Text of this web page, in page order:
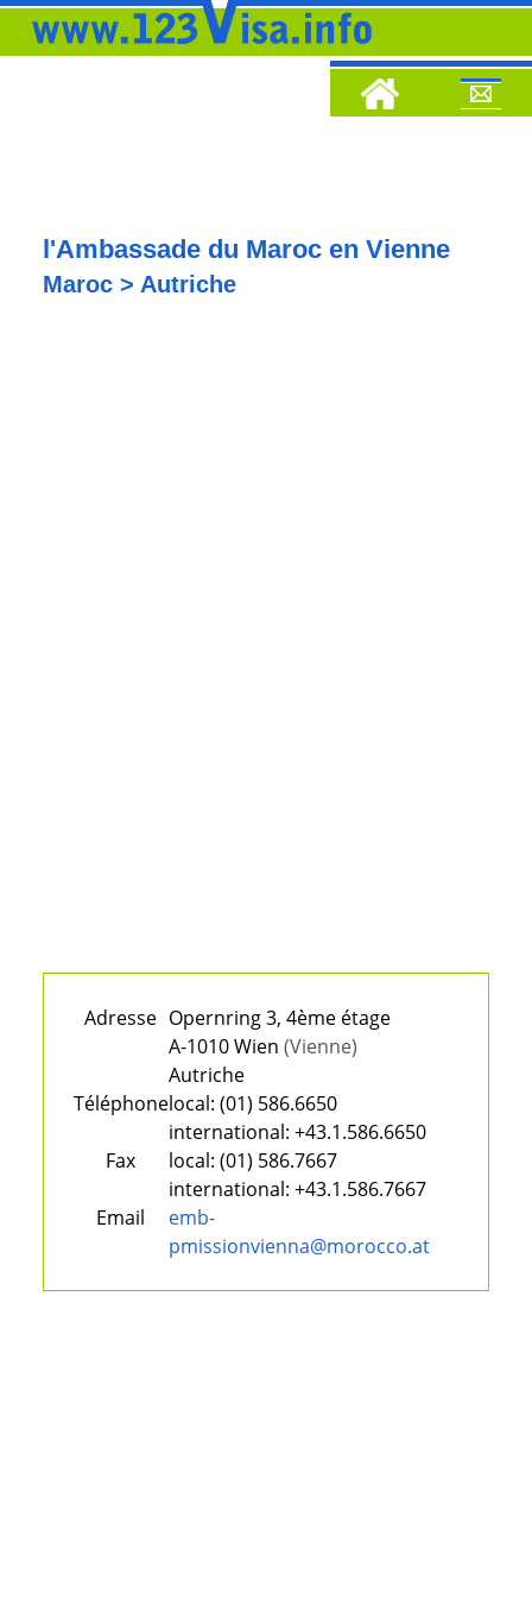
l'Ambassade du Maroc en Vienne
Maroc > Autriche
Adresse Opernring 3, 4ème étage
A-1010 Wien (Vienne)
Autriche
Téléphonelocal: (01) 586.6650
international: +43.1.586.6650
Fax
local: (01) 586.7667
international: +43.1.586.7667
Email
emb-
pmissionvienna@morocco.at